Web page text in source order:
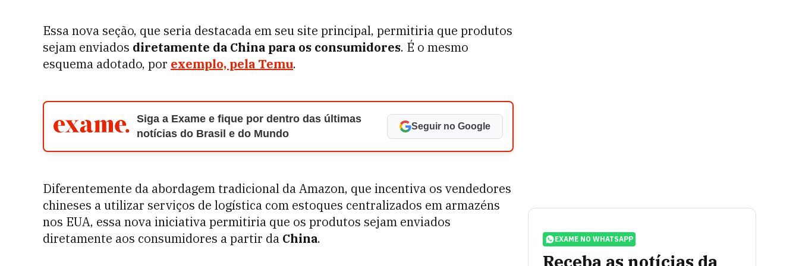
Essa nova seção, que seria destacada em seu site principal, permitiria que produtos
sejam enviados diretamente da China para os consumidores. É o mesmo
esquema adotado, por exemplo, pela Temu.
Siga a Exame e fique por dentro das últimas
notícias do Brasil e do Mundo
Seguir no Google
Diferentemente da abordagem tradicional da Amazon, que incentiva os vendedores
chineses a utilizar serviços de logística com estoques centralizados em armazéns
nos EUA, essa nova iniciativa permitiria que os produtos sejam enviados
diretamente aos consumidores a partir da China. EXAME NO WHATSAPP
Receba as notícias da